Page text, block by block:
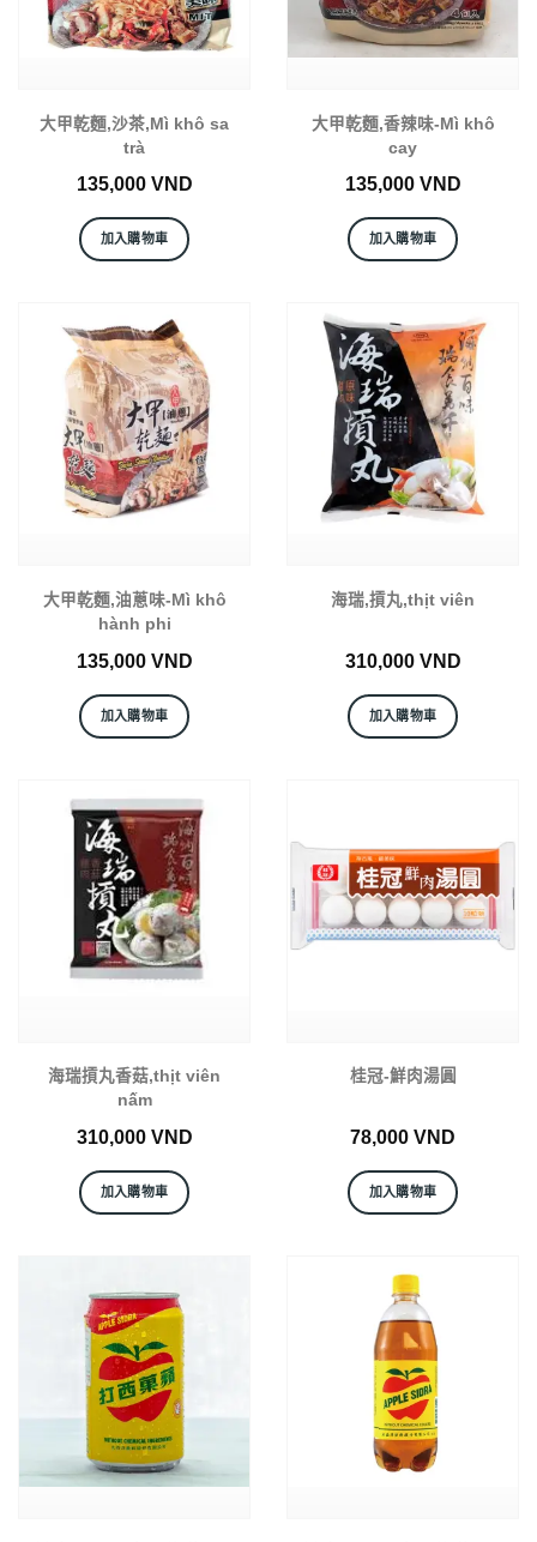
大甲乾麵,沙茶,Mì khô sa
trà
135,000 VND
加入購物車
大甲乾麵,香辣味-Mì khô
cay
135,000 VND
加入購物車
大甲乾麵,油蔥味-Mì khô
hành phi
135,000 VND
加入購物車
海瑞,摃丸,thịt viên
310,000 VND
加入購物車
海瑞摃丸香菇,thịt viên
nấm
310,000 VND
加入購物車
桂冠-鮮肉湯圓
78,000 VND
加入購物車